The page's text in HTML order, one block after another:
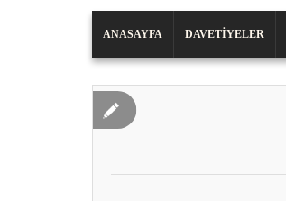
ANASAYFA DAVETIYELER